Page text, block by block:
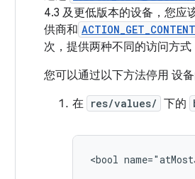
4.3 及更低版本的设备，您应
供商和 ACTION_GET_CONTENT
次，提供两种不同的访问方式
您可以通过以下方法停用 设
在 res/values/ 下的
<bool